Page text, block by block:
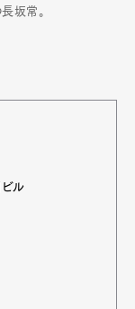
坂常。
ル